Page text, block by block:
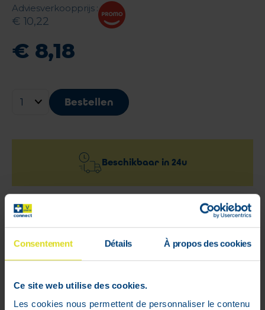
Consentement Détails À propos des cookies
Ce site web utilise des cookies.
Les cookies nous permettent de personnaliser le contenu
Adviesverkoopprijs:
€ 10,22
€ 8,18
Bestellen
Beschikbaar in 24u
100% veilige